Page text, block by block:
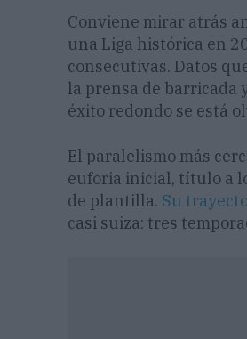
Conviene mirar atrás
una Liga histórica en
consecutivas. Datos
la prensa de barricada
éxito redondo se está
El paralelismo más
euforia inicial, título a
de plantilla. Su
casi suiza: tres